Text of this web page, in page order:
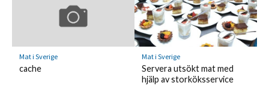
Mat i Sverige
cache
Mat i Sverige
Servera utsökt mat med
hjälp av storköksservice